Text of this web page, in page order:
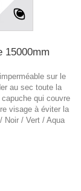
15000mm
sur le
au sec toute la
qui couvre
visage à éviter la
Noir / Vert / Aqua